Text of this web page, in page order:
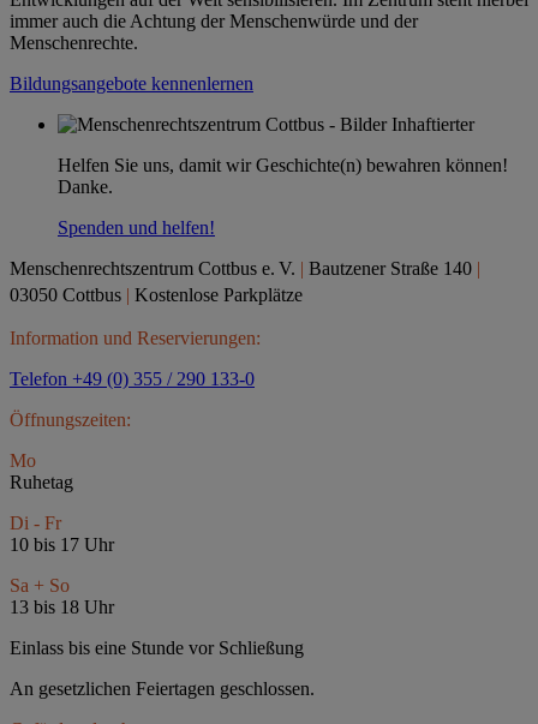
immer auch die Achtung der Menschenwürde und der
Menschenrechte.
Bildungsangebote kennenlernen
Helfen Sie uns, damit wir Geschichte(n) bewahren können!
Danke.
Spenden und helfen!
Menschenrechtszentrum Cottbus e. V. | Bautzener Straße 140 |
03050 Cottbus | Kostenlose Parkplätze
Information und Reservierungen:
Telefon +49 (0) 355 / 290 133-0
Öffnungszeiten:
Mo
Ruhetag
Di - Fr
10 bis 17 Uhr
Sa + So
13 bis 18 Uhr
Einlass bis eine Stunde vor Schließung
An gesetzlichen Feiertagen geschlossen.